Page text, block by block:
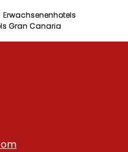
Erwachsenenhotels
Gran Canaria